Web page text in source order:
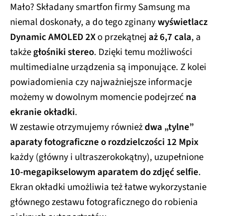
Mało? Składany smartfon firmy Samsung ma
niemal doskonały, a do tego zginanywyświetlacz
Dynamic AMOLED 2Xo przekątnejaż 6,7 cala, a
takżegłośniki stereo. Dzięki temu możliwości
multimedialne urządzenia są imponujące. Z kolei
powiadomienia czy najważniejsze informacje
możemy w dowolnym momencie podejrzeć na
ekranie okładki.
W zestawie otrzymujemy równieżdwa „tylne”
aparaty fotograficzne o rozdzielczości 12 Mpix
każdy (główny i ultraszerokokątny), uzupełnione
10-megapikselowym aparatem do zdjęć selfie.
Ekran okładki umożliwia też łatwe wykorzystanie
głównego zestawu fotograficznego do robienia